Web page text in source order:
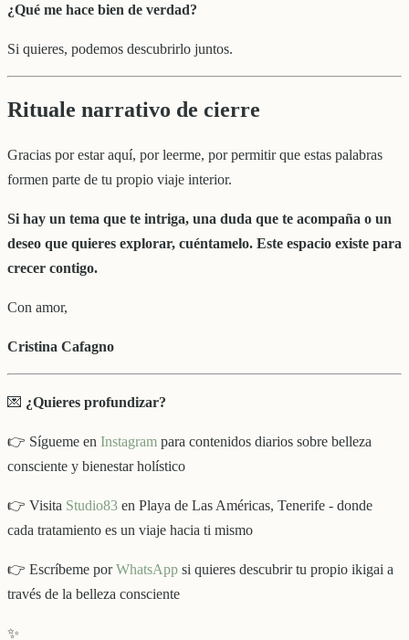
¿Qué me hace bien de verdad?
Si quieres, podemos descubrirlo juntos.
Rituale narrativo de cierre
Gracias por estar aquí, por leerme, por permitir que estas palabras
formen parte de tu propio viaje interior.
Si hay un tema que te intriga, una duda que te acompaña o un
deseo que quieres explorar, cuéntamelo. Este espacio existe para
crecer contigo.
Con amor,
Cristina Cafagno
💌 ¿Quieres profundizar?
👉 Sígueme en Instagram para contenidos diarios sobre belleza
consciente y bienestar holístico
👉 Visita Studio83 en Playa de Las Américas, Tenerife - donde
cada tratamiento es un viaje hacia ti mismo
👉 Escríbeme porWhatsApp si quieres descubrir tu propio ikigai a
través de la belleza consciente
✨